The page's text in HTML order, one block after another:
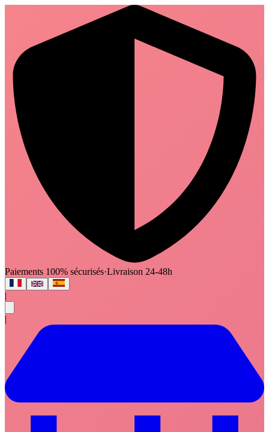
Paiements 100% sécurisés·Livraison 24-48h
|
|